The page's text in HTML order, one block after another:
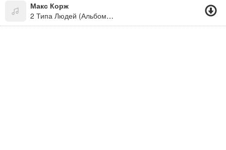
Макс Корж
2 Типа Людей (Альбомы Русского Рэпа)